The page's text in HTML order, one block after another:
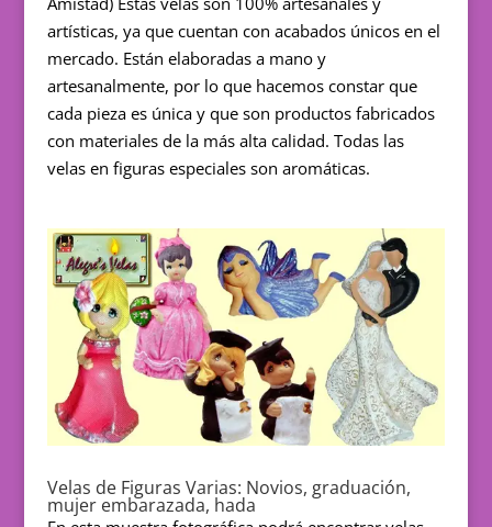
artísticas, ya que cuentan con acabados únicos en el
mercado. Están elaboradas a mano y
artesanalmente, por lo que hacemos constar que
cada pieza es única y que son productos fabricados
con materiales de la más alta calidad. Todas las
velas en figuras especiales son aromáticas.
Velas de Figuras Varias: Novios, graduación,
mujer embarazada, hada